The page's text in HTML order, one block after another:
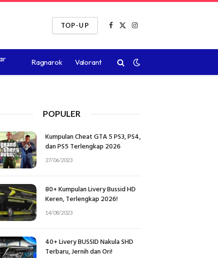
TOP-UP
Facebook
X
Instagram
Ragnarok Valorant
POPULER
Kumpulan Cheat GTA 5 PS3, PS4,
dan PS5 Terlengkap 2026
27/06/2023
80+ Kumpulan Livery Bussid HD
Keren, Terlengkap 2026!
14/08/2023
40+ Livery BUSSID Nakula SHD
Terbaru, Jernih dan Ori!